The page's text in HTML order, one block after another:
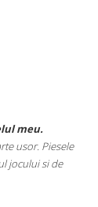
meu.
usor. Piesele
jocului si de